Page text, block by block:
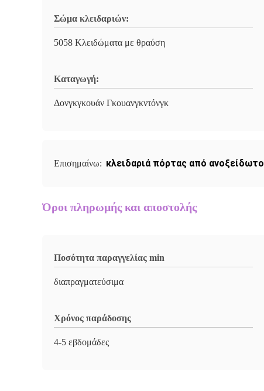
Σώμα κλειδαριών:
5058 Κλειδώματα με θραύση
Καταγωγή:
Δονγκγκουάν Γκουανγκντόνγκ
Επισημαίνω: κλειδαριά πόρτας από
Όροι πληρωμής και αποστολής
Ποσότητα παραγγελίας min
διαπραγματεύσιμα
Χρόνος παράδοσης
4-5 εβδομάδες